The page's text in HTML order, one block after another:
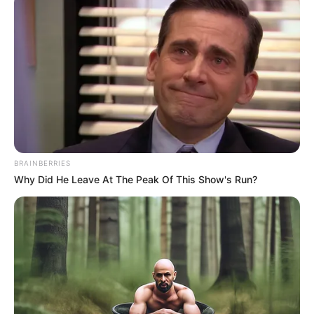
ΔΗΜΟΦΙΛΗ ΑΡΘΡΑ
BRAINBERRIES
Why Did He Leave At The Peak Of This Show's Run?